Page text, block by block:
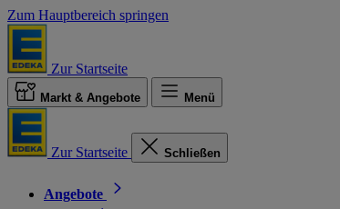
Zum Hauptbereich springen
Zur Startseite
Markt & Angebote Menü
Zur Startseite Schließen
Angebote